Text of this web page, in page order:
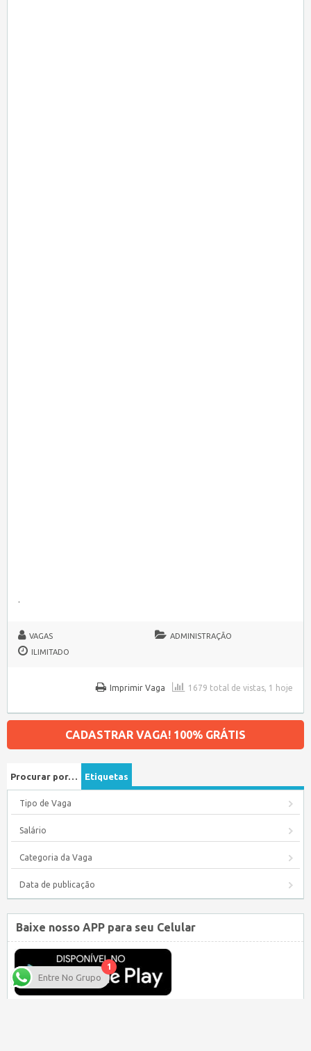
.
VAGAS
ADMINISTRAÇÃO
ILIMITADO
1679 total de vistas, 1 hoje
Imprimir Vaga
CADASTRAR VAGA! 100% GRÁTIS
Procurar por… Etiquetas
Tipo de Vaga
Salário
Categoria da Vaga
Data de publicação
Baixe nosso APP para seu Celular
1
Entre No Grupo